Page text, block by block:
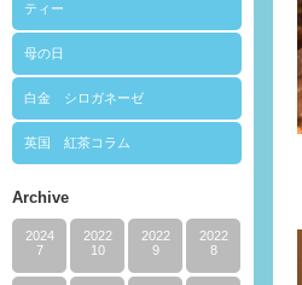
ティー
母の日
白金 シロガネーゼ
英国 紅茶コラム
Archive
2024
7
2022
10
2022
9
2022
8